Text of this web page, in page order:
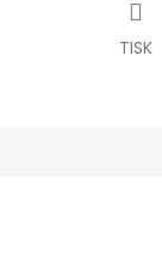
TISK